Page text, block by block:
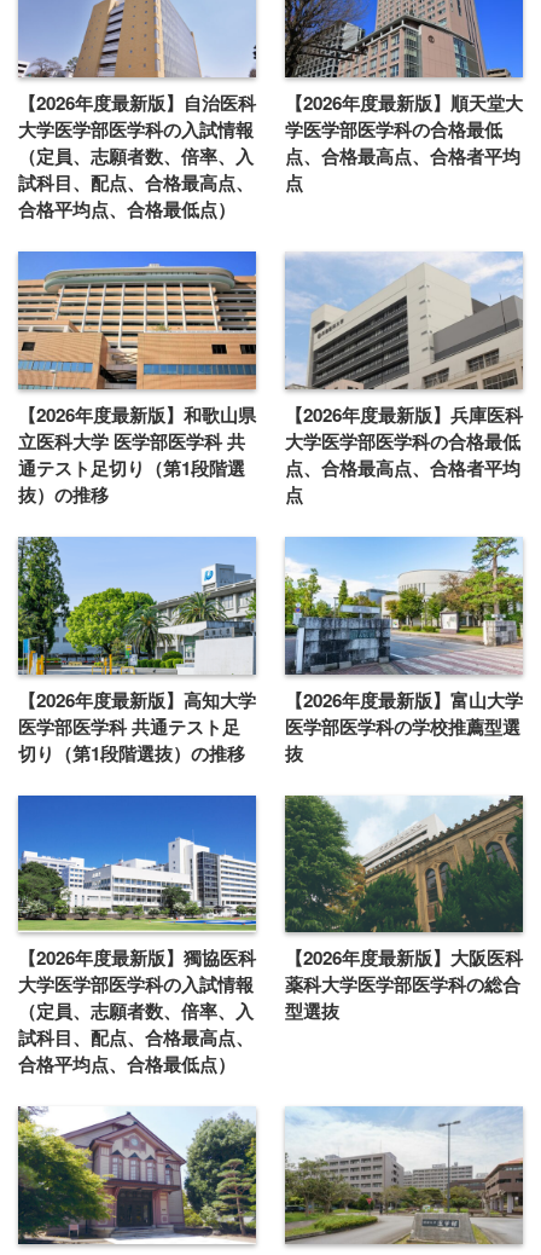
【2026年度最新版】自治医科
大学医学部医学科の入試情報
（定員、志願者数、倍率、入
試科目、配点、合格最高点、
合格平均点、合格最低点）
【2026年度最新版】順天堂大
学医学部医学科の合格最低
点、合格最高点、合格者平均
点
【2026年度最新版】和歌山県
立医科大学 医学部医学科 共
通テスト足切り（第1段階選
抜）の推移
【2026年度最新版】兵庫医科
大学医学部医学科の合格最低
点、合格最高点、合格者平均
点
【2026年度最新版】高知大学
医学部医学科 共通テスト足
切り（第1段階選抜）の推移
【2026年度最新版】富山大学
医学部医学科の学校推薦型選
抜
【2026年度最新版】獨協医科
大学医学部医学科の入試情報
（定員、志願者数、倍率、入
試科目、配点、合格最高点、
合格平均点、合格最低点）
【2026年度最新版】大阪医科
薬科大学医学部医学科の総合
型選抜